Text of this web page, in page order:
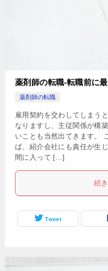
薬剤師の転職-転職前に
薬剤師の転職
雇用契約を交わしてしまう
なりますし、主従関係が構
いことも当然出てきます。
ば、紹介会社にも責任が生
間に入って […]
続
Tweet